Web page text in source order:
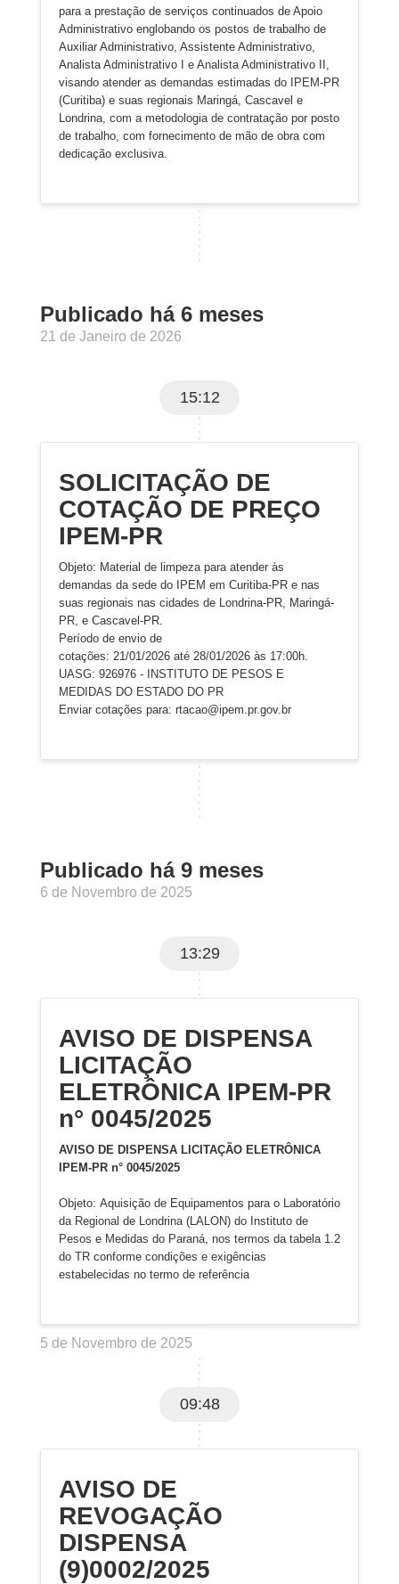
para a prestação de serviços continuados de Apoio
Administrativo englobando os postos de trabalho de
Auxiliar Administrativo, Assistente Administrativo,
Analista Administrativo I e Analista Administrativo II,
visando atender as demandas estimadas do IPEM-PR
(Curitiba) e suas regionais Maringá, Cascavel e
Londrina, com a metodologia de contratação por posto
de trabalho, com fornecimento de mão de obra com
dedicação exclusiva.
Publicado há 6 meses
21 de Janeiro de 2026
15:12
SOLICITAÇÃO DE
COTAÇÃO DE PREÇO
IPEM-PR
Objeto: Material de limpeza para atender às
demandas da sede do IPEM em Curitiba-PR e nas
suas regionais nas cidades de Londrina-PR, Maringá-
PR, e Cascavel-PR.
Período de envio de
cotações: 21/01/2026 até 28/01/2026 às 17:00h.
UASG: 926976 - INSTITUTO DE PESOS E
MEDIDAS DO ESTADO DO PR
Enviar cotações para: rtacao@ipem.pr.gov.br
Publicado há 9 meses
6 de Novembro de 2025
13:29
AVISO DE DISPENSA
LICITAÇÃO
ELETRÔNICA IPEM-PR
n° 0045/2025
AVISO DE DISPENSA LICITAÇÃO ELETRÔNICA
IPEM-PR n° 0045/2025
Objeto: Aquisição de Equipamentos para o Laboratório
da Regional de Londrina (LALON) do Instituto de
Pesos e Medidas do Paraná, nos termos da tabela 1.2
do TR conforme condições e exigências
estabelecidas no termo de referência
5 de Novembro de 2025
09:48
AVISO DE
REVOGAÇÃO
DISPENSA
(9)0002/2025